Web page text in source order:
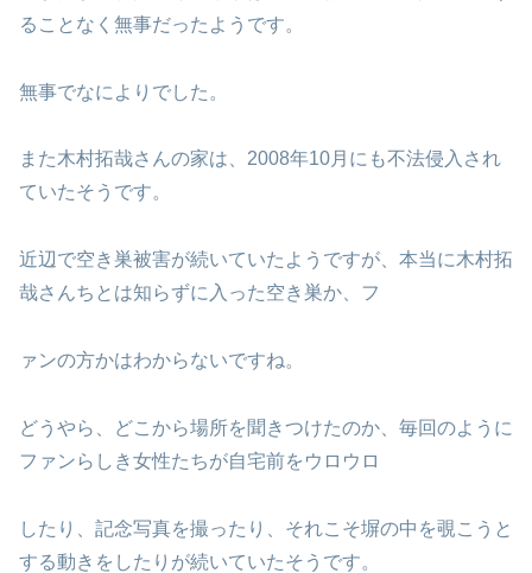
ることなく無事だったようです。
無事でなによりでした。
また木村拓哉さんの家は、2008年10月にも不法侵入され
ていたそうです。
近辺で空き巣被害が続いていたようですが、本当に木村拓
哉さんちとは知らずに入った空き巣か、フ
ァンの方かはわからないですね。
どうやら、どこから場所を聞きつけたのか、毎回のように
ファンらしき女性たちが自宅前をウロウロ
したり、記念写真を撮ったり、それこそ塀の中を覗こうと
する動きをしたりが続いていたそうです。